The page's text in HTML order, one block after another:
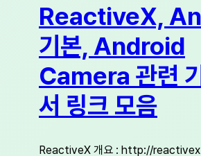
ReactiveX,
기본, Android
Camera 관련
서 링크 모음
ReactiveX 개요 : http://